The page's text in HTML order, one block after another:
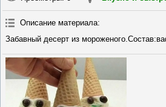
Описание материала:
Забавный десерт из